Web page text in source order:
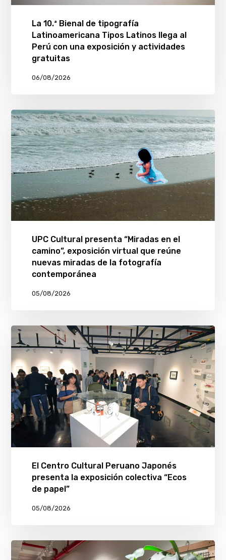
La 10.ª Bienal de tipografía
Latinoamericana Tipos Latinos llega al
Perú con una exposición y actividades
gratuitas
06/08/2026
UPC Cultural presenta “Miradas en el
camino”, exposición virtual que reúne
nuevas miradas de la fotografía
contemporánea
05/08/2026
El Centro Cultural Peruano Japonés
presenta la exposición colectiva “Ecos
de papel”
05/08/2026